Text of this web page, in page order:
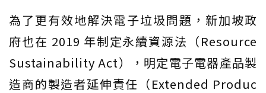
為了更有效地解決電子垃圾問題，新加坡政
府也在 2019 年制定永續資源法（Resource
Sustainability Act），明定電子電器產品製
造商的製造者延伸責任（Extended Produc